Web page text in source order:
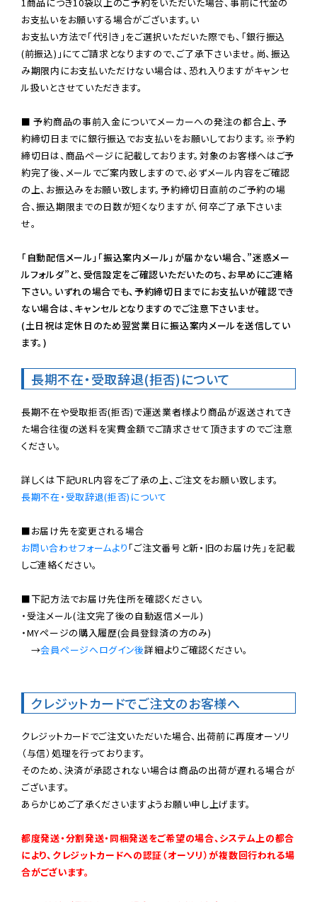
お支払いをお願いする場合がございます。い
お支払い方法で「代引き」をご選択いただいた際でも、「銀行振込
(前振込)」にてご請求となりますので、ご了承下さいませ。尚、振込
み期限内にお支払いただけない場合は、恐れ入りますがキャンセ
ル扱いとさせていただきます。
■ 予約商品の事前入金についてメーカーへの発注の都合上、予
約締切日までに銀行振込でお支払いをお願いしております。※予約
締切日は、商品ページに記載しております。対象のお客様へはご予
約完了後、メールでご案内致しますので、必ずメール内容をご確認
の上、お振込みをお願い致します。予約締切日直前のご予約の場
合、振込期限までの日数が短くなりますが、何卒ご了承下さいま
せ。
「自動配信メール」「振込案内メール」が届かない場合、”迷惑メー
ルフォルダ”と、受信設定をご確認いただいたのち、お早めにご連絡
下さい。いずれの場合でも、予約締切日までにお支払いが確認でき
ない場合は、キャンセルとなりますのでご注意下さいませ。
(土日祝は定休日のため翌営業日に振込案内メールを送信してい
ます。)
長期不在・受取辞退(拒否)について
長期不在や受取拒否(拒否)で運送業者様より商品が返送されてき
た場合往復の送料を実費金額でご請求させて頂きますのでご注意
ください。
長期不在・受取辞退(拒否)について
お問い合わせフォームより 「ご注文番号と新・旧のお届け先」を記載
しご連絡ください。
■下記方法でお届け先住所を確認ください。
・受注メール(注文完了後の自動返信メール)
・MYページの購入履歴(会員登録済の方のみ)
→会員ページへログイン後詳細よりご確認ください。
クレジットカードでご注文のお客様へ
クレジットカードでご注文いただいた場合、出荷前に再度オーソリ
（与信）処理を行っております。
そのため、決済が承認されない場合は商品の出荷が遅れる場合が
ございます。
あらかじめご了承くださいますようお願い申し上げます。
都度発送・分割発送・同梱発送をご希望の場合、システム上の都合
により、クレジットカードへの認証（オーソリ）が複数回行われる場
合がございます。